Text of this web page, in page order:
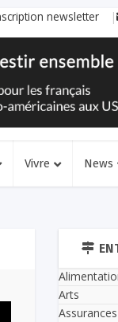
newsletter
Vivre News
Arts
Assurances